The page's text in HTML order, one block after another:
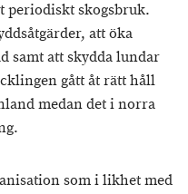
periodiskt skogsbruk.
att öka
samt att skydda lundar
gått åt rätt håll
medan det i norra
som i likhet med